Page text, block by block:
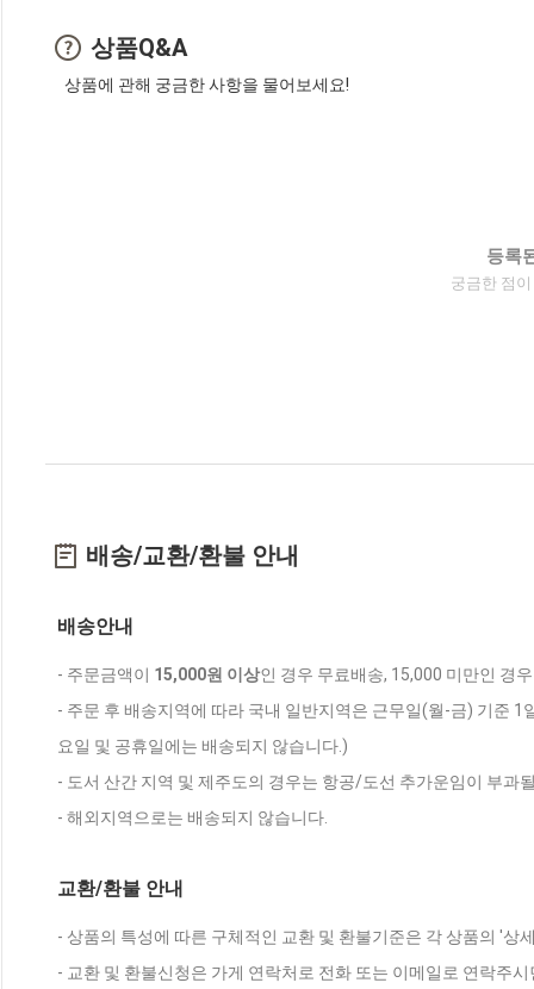
상품Q&A
상품에 관해 궁금한 사항을 물어보세요!
등록
궁금한 점
배송/교환/환불 안내
배송안내
- 주문금액이 15,000원 이상인 경우 무료배송, 15,000 미만인 경
- 주문 후 배송지역에 따라 국내 일반지역은 근무일(월-금) 기준
요일 및 공휴일에는 배송되지 않습니다.)
- 도서 산간 지역 및 제주도의 경우는 항공/도선 추가운임이 부과
- 해외지역으로는 배송되지 않습니다.
교환/환불 안내
- 상품의 특성에 따른 구체적인 교환 및 환불기준은 각 상품의 '상
- 교환 및 환불신청은 가게 연락처로 전화 또는 이메일로 연락주